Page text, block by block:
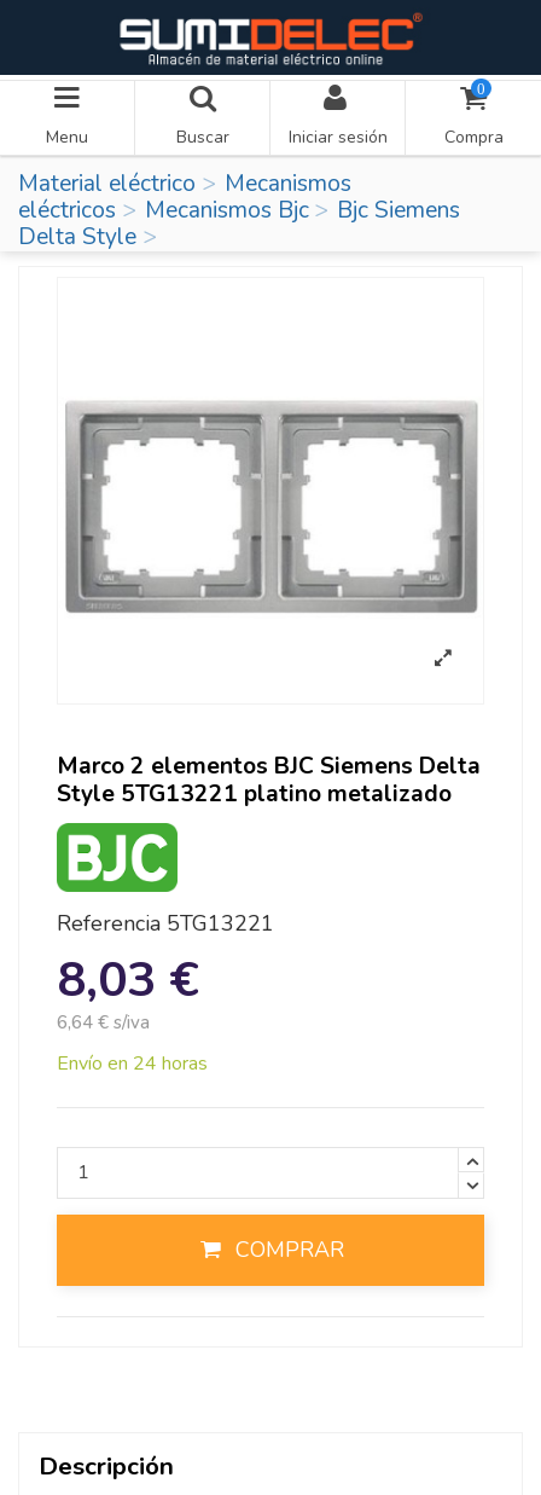
Menu Buscar Iniciar sesión
0
Compra
Material eléctrico
Mecanismos
eléctricos
Mecanismos Bjc
Bjc Siemens
Delta Style
Marco 2 elementos BJC Siemens Delta
Style 5TG13221 platino metalizado
Referencia 5TG13221
8,03 €
6,64 € s/iva
Envío en 24 horas
COMPRAR
Descripción